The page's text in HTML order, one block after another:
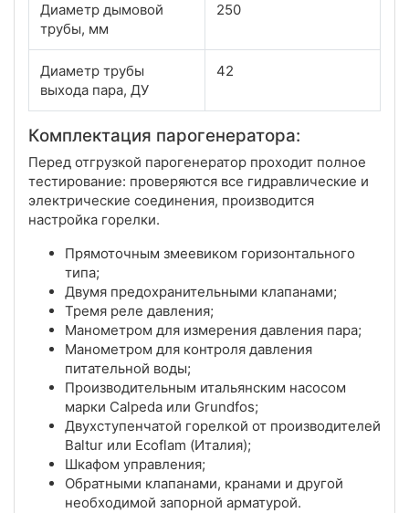
Диаметр дымовой
трубы, мм
250
Диаметр трубы
выхода пара, ДУ
42
Комплектация парогенератора:
Перед отгрузкой парогенератор проходит полное
тестирование: проверяются все гидравлические и
электрические соединения, производится
настройка горелки.
Прямоточным змеевиком горизонтального
типа;
Двумя предохранительными клапанами;
Тремя реле давления;
Манометром для измерения давления пара;
Манометром для контроля давления
питательной воды;
Производительным итальянским насосом
марки Calpeda или Grundfos;
Двухступенчатой горелкой от производителей
Baltur или Ecoflam (Италия);
Шкафом управления;
Обратными клапанами, кранами и другой
необходимой запорной арматурой.